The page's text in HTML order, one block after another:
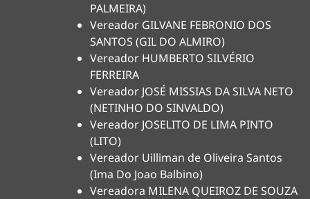
PALMEIRA)
Vereador GILVANE FEBRONIO DOS
SANTOS (GIL DO ALMIRO)
Vereador HUMBERTO SILVÉRIO
FERREIRA
Vereador JOSÉ MISSIAS DA SILVA NETO
(NETINHO DO SINVALDO)
Vereador JOSELITO DE LIMA PINTO
(LITO)
Vereador Uilliman de Oliveira Santos
(Ima Do Joao Balbino)
Vereadora MILENA QUEIROZ DE SOUZA